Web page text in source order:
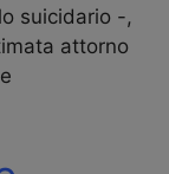
suicidario -,
attorno